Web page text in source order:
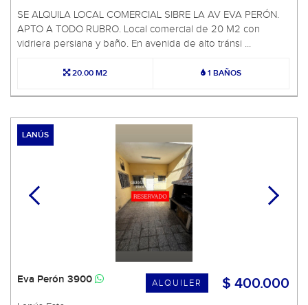
SE ALQUILA LOCAL COMERCIAL SIBRE LA AV EVA PERÓN.
APTO A TODO RUBRO. Local comercial de 20 M2 con
vidriera persiana y baño. En avenida de alto tránsi ...
20.00 M2 1 BAÑOS
LANÚS
$ 400.000
ALQUILER
Eva Perón 3900